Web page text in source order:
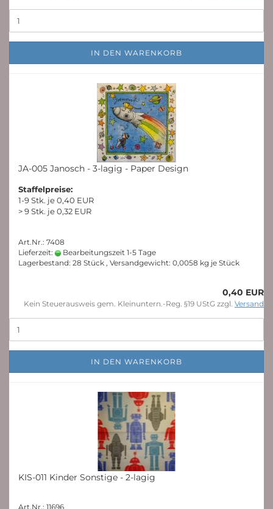
IN DEN WARENKORB
JA-005 Janosch - 3-lagig - Paper Design
Staffelpreise:
1-9 Stk. je 0,40 EUR
> 9 Stk. je 0,32 EUR
Art.Nr.: 7408
Lieferzeit:
Bearbeitungszeit 1-5 Tage
Lagerbestand: 28 Stück , Versandgewicht: 0,0058 kg je Stück
0,40 EUR
Kein Steuerausweis gem. Kleinuntern.-Reg. §19 UStG zzgl. Versand
IN DEN WARENKORB
KIS-011 Kinder Sonstige - 2-lagig
Art.Nr.: 11696